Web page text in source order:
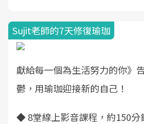
Sujit老師的7天修復瑜珈
獻給每一個為生活努力的你》
鬱，用瑜珈迎接新的自己！
◆ 8堂線上影音課程，約150分